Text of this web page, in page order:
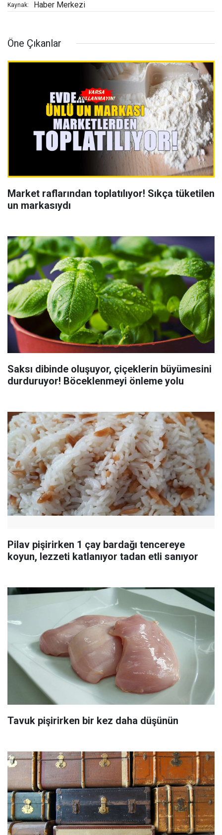
Kaynak: Haber Merkezi
Öne Çıkanlar
Market raflarından toplatılıyor! Sıkça tüketilen
un markasıydı
Saksı dibinde oluşuyor, çiçeklerin büyümesini
durduruyor! Böceklenmeyi önleme yolu
Pilav pişirirken 1 çay bardağı tencereye
koyun, lezzeti katlanıyor tadan etli sanıyor
Tavuk pişirirken bir kez daha düşünün